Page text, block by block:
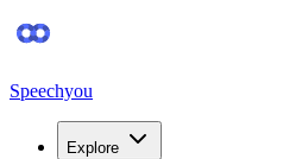
Speechyou
Explore